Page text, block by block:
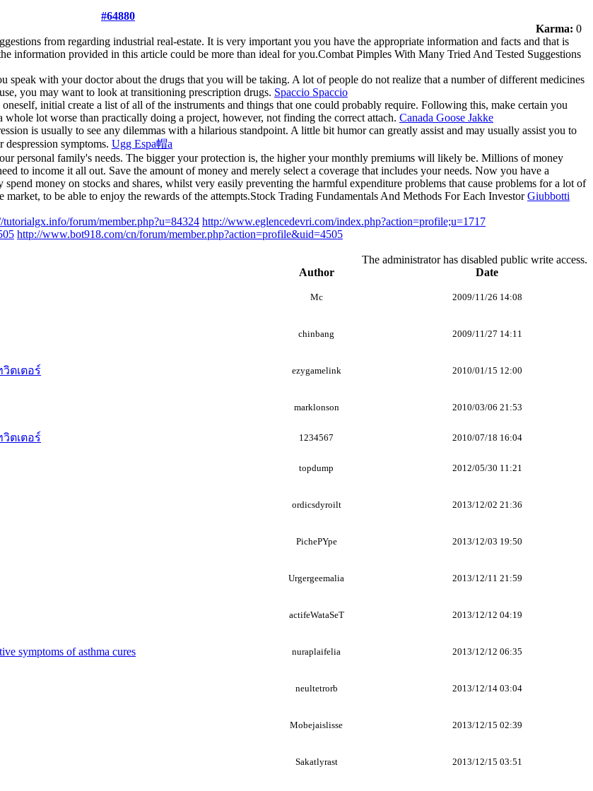
#64880
Karma: 0
from regarding industrial real-estate. It is very important you you have the appropriate information and facts and that is
information provided in this article could be more than ideal for you.Combat Pimples With Many Tried And Tested Suggestions
speak with your doctor about the drugs that you will be taking. A lot of people do not realize that a number of different medicines
you may want to look at transitioning prescription drugs. Spaccio Spaccio
initial create a list of all of the instruments and things that one could probably require. Following this, make certain you
whole lot worse than practically doing a project, however, not finding the correct attach. Canada Goose Jakke
is usually to see any dilemmas with a hilarious standpoint. A little bit humor can greatly assist and may usually assist you to
symptoms. Ugg Espa帽a
personal family's needs. The bigger your protection is, the higher your monthly premiums will likely be. Millions of money
to income it all out. Save the amount of money and merely select a coverage that includes your needs. Now you have a
money on stocks and shares, whilst very easily preventing the harmful expenditure problems that cause problems for a lot of
to be able to enjoy the rewards of the attempts.Stock Trading Fundamentals And Methods For Each InvestorGiubbotti
tutorialgx.info/forum/member.php?u=84324 http://www.eglencedevri.com/index.php?action=profile;u=1717
http://www.bot918.com/cn/forum/member.php?action=profile&uid=4505
The administrator has disabled public write access.
Author Date
Mc 2009/11/26 14:08
chinbang 2009/11/27 14:11
ตเตอร์ ezygamelink 2010/01/15 12:00
marklonson 2010/03/06 21:53
ตเตอร์ 1234567 2010/07/18 16:04
topdump 2012/05/30 11:21
ordicsdyroilt 2013/12/02 21:36
PichePYpe 2013/12/03 19:50
Urgergeemalia 2013/12/11 21:59
actifeWataSeT 2013/12/12 04:19
symptoms of asthma cures nuraplaifelia 2013/12/12 06:35
neultetrorb 2013/12/14 03:04
Mobejaislisse 2013/12/15 02:39
Sakatlyrast 2013/12/15 03:51